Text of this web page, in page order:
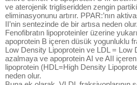
ve aterojenik trigliseridden zengin
eliminasyonunu artırır. PPAR:’nın
II’nin sentezinde de bir artısa neden olur.
Fenofibratın lipoproteinler üzerine
apoprotein B içeren düsük yogunluklu
Low Density Lipoprotein ve LDL = Low
azalmaya ve apoprotein AI ve AII
lipoprotein (HDL=High Density
neden olur.